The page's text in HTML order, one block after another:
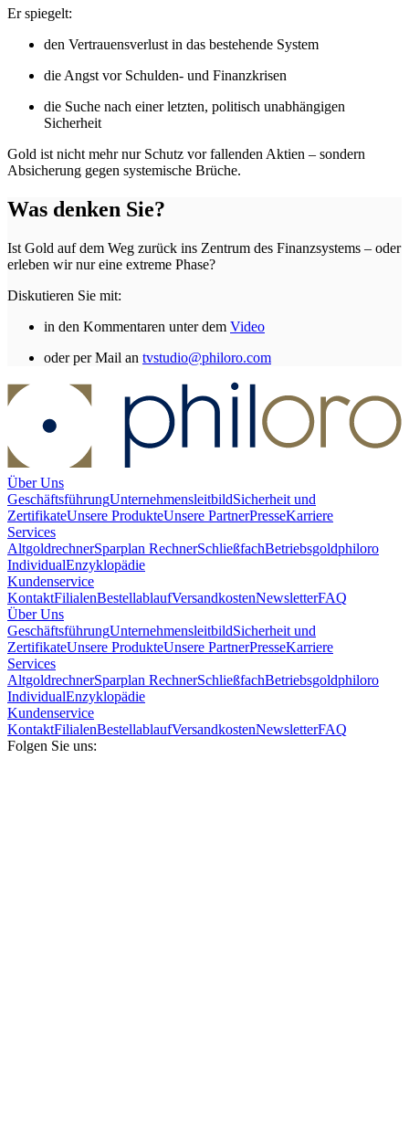
Er spiegelt:
den Vertrauensverlust in das bestehende System
die Angst vor Schulden- und Finanzkrisen
die Suche nach einer letzten, politisch unabhängigen
Sicherheit
Gold ist nicht mehr nur Schutz vor fallenden Aktien – sondern
Absicherung gegen systemische Brüche.
Was denken Sie?
Ist Gold auf dem Weg zurück ins Zentrum des Finanzsystems – oder
erleben wir nur eine extreme Phase?
Diskutieren Sie mit:
in den Kommentaren unter dem Video
oder per Mail an tvstudio@philoro.com
Über Uns
GeschäftsführungUnternehmensleitbildSicherheit und
ZertifikateUnsere ProdukteUnsere PartnerPresseKarriere
Services
AltgoldrechnerSparplan RechnerSchließfachBetriebsgoldphiloro
IndividualEnzyklopädie
Kundenservice
KontaktFilialenBestellablaufVersandkostenNewsletterFAQ
Über Uns
GeschäftsführungUnternehmensleitbildSicherheit und
ZertifikateUnsere ProdukteUnsere PartnerPresseKarriere
Services
AltgoldrechnerSparplan RechnerSchließfachBetriebsgoldphiloro
IndividualEnzyklopädie
Kundenservice
KontaktFilialenBestellablaufVersandkostenNewsletterFAQ
Folgen Sie uns: